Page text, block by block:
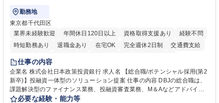
勤務地
東京都千代田区
業界未経験歓迎
年間休日120日以上 資格取得支援あり
経験不問
時短勤務あり
退職金あり 在宅OK 完全週休2日制
交通費支給
駅近5分以内
食事補助あり
託児所あり
仕事の内容
企業名 株式会社日本政策投資銀行 求人名 【総合職/ポテンシャル採用(第2
新卒)】投融資一体型のソリューション提案 仕事の内容 DBJの総合職は、
課題解決型のファイナンス業務、投融資審査業務、M＆Aなどアドバイザ
リー業務、地域戦略企画業務など、多様な業務に精通し、複数の専門性を
必要な経験・能力等